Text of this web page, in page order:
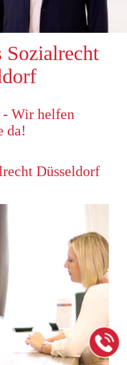
Sozialrecht
Wir helfen
da!
Düsseldorf